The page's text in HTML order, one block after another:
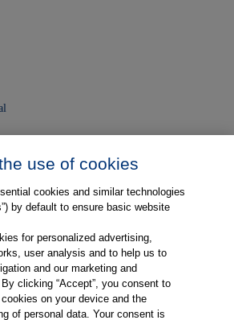
use of cookies
cookies and similar technologies
by default to ensure basic website
for personalized advertising,
user analysis and to help us to
and our marketing and
clicking “Accept”, you consent to
on your device and the
of personal data. Your consent is